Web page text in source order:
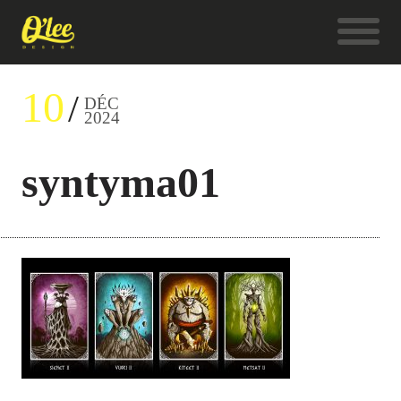
10 DÉC
2024
syntyma01